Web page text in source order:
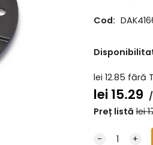
Cod:
lei 12.85 fără
lei15.29
Preț listă lei